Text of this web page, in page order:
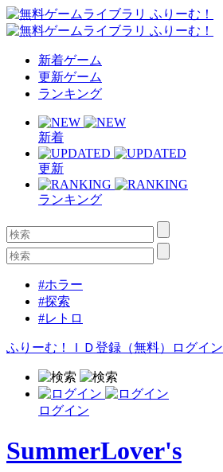
新着ゲーム
更新ゲーム
ランキング
新着
更新
ランキング
#ホラー
#探索
#レトロ
ふりーむ！ＩＤ登録（無料） ログイン
ログイン
SummerLover's